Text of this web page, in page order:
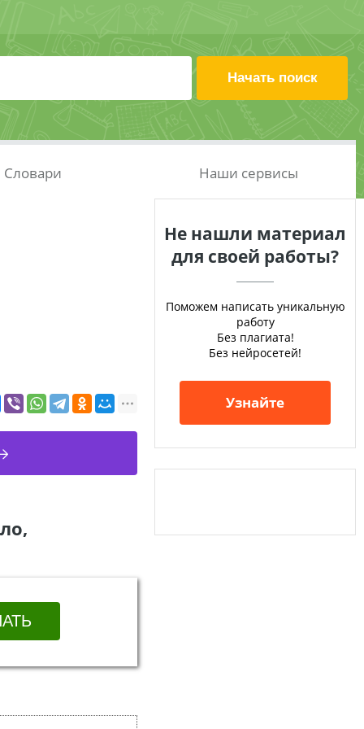
Словари Наши сервисы
Не нашли материал
для своей работы?
Поможем написать уникальную
работу
Без плагиата!
Без нейросетей!
Узнайте